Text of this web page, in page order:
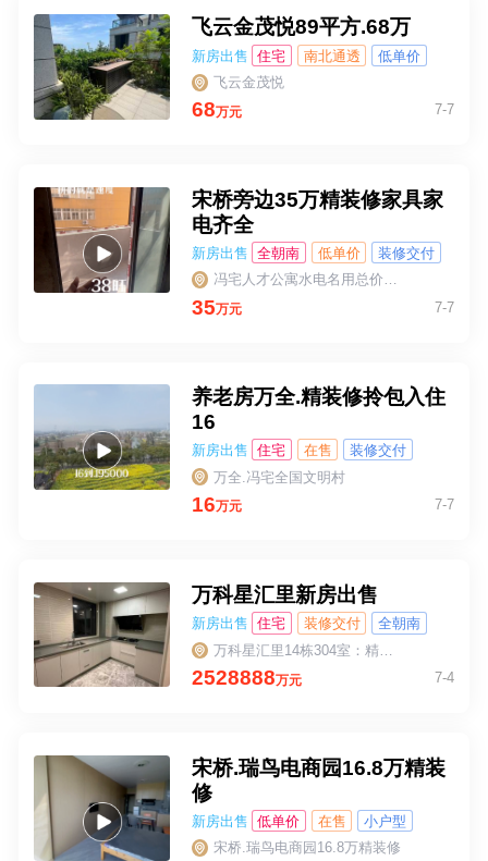
飞云金茂悦89平方.68万
新房出售 住宅 南北通透
低单价
全朝南
飞云金茂悦
68万元 7-7
宋桥旁边35万精装修家具家
电齐全
新房出售 全朝南 低单价
装修交付
冯宅人才公寓水电名用总价15万到35万随便挑
35万元 7-7
养老房万全.精装修拎包入住
16
新房出售 住宅 在售
装修交付
万全.冯宅全国文明村
16万元 7-7
万科星汇里新房出售
新房出售 住宅 装修交付
全朝南
在售
万科星汇里14栋304室：精装修2200的:：车位买过来238000元带车位1个；好环境位置栋数好：发财人家：看上价格可适当优惠一点的
2528888万元 7-4
宋桥.瑞鸟电商园16.8万精装
修
新房出售 低单价 在售
小户型
宋桥.瑞鸟电商园16.8万精装修